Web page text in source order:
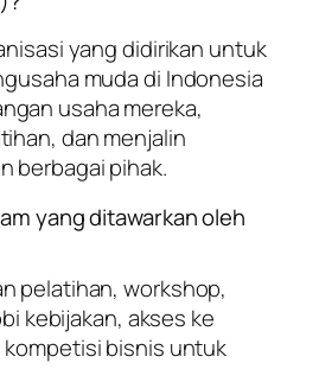
yang didirikan untuk
muda di Indonesia
usaha mereka,
dan menjalin
berbagai pihak.
yang ditawarkan oleh
pelatihan, workshop,
kebijakan, akses ke
kompetisi bisnis untuk